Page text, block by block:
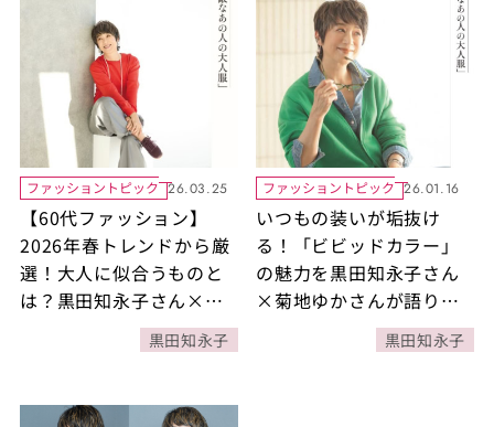
ファッショントピック 26.03.25
【60代ファッション】
2026年春トレンドから厳
選！大人に似合うものと
は？黒田知永子さん×樋
田直子さんが対談【隔月
連載／黒⽥知永⼦さんが
⼈服」】
黒田知永子
ファッショントピック 26.01.16
いつもの装いが垢抜け
る！「ビビッドカラー」
の魅力を黒田知永子さん
×菊地ゆかさんが語りま
す【隔月連載／黒⽥知永
⼦さんが着る「素敵なあ
黒田知永子